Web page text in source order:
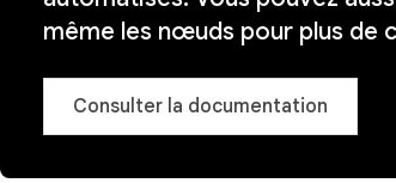
même les nœuds pour plus de
Consulter la documentation